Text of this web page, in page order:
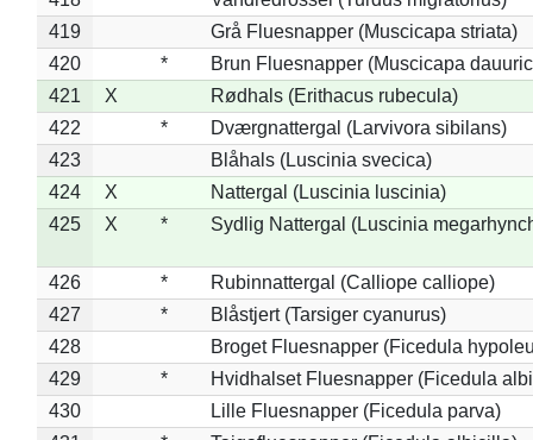
419
Grå Fluesnapper (Muscicapa striata)
420
*
Brun Fluesnapper (Muscicapa
421
X
Rødhals (Erithacus rubecula)
422
*
Dværgnattergal (Larvivora sibilans)
423
Blåhals (Luscinia svecica)
424
X
Nattergal (Luscinia luscinia)
425
X * Sydlig Nattergal (Luscinia
426 *
Rubinnattergal (Calliope calliope)
427
*
Blåstjert (Tarsiger cyanurus)
428
Broget Fluesnapper (Ficedula
429
*
Hvidhalset Fluesnapper (Ficedula
430
Lille Fluesnapper (Ficedula parva)